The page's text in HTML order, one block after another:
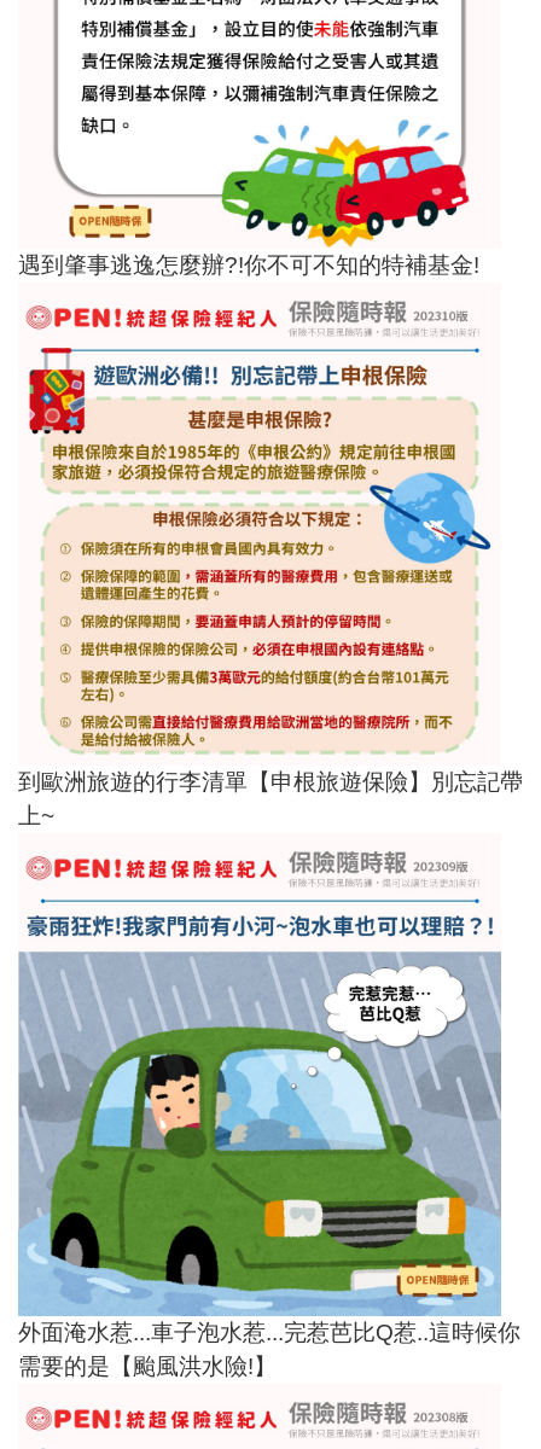
遇到肇事逃逸怎麼辦?!你不可不知的特補基金!
到歐洲旅遊的行李清單【申根旅遊保險】別忘記帶
上~
外面淹水惹...車子泡水惹...完惹芭比Q惹..這時候你
需要的是【颱風洪水險!】